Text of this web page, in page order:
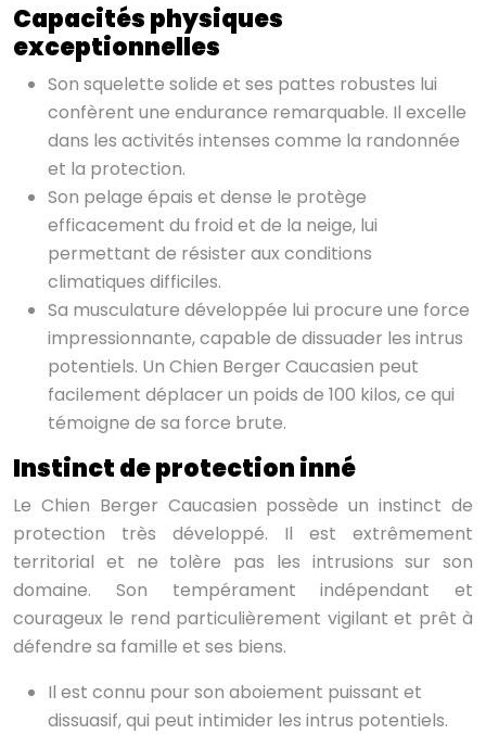
Capacités physiques
exceptionnelles
Son squelette solide et ses pattes robustes lui
confèrent une endurance remarquable. Il excelle
dans les activités intenses comme la randonnée
et la protection.
Son pelage épais et dense le protège
efficacement du froid et de la neige, lui
permettant de résister aux conditions
climatiques difficiles.
Sa musculature développée lui procure une force
impressionnante, capable de dissuader les intrus
potentiels. Un Chien Berger Caucasien peut
facilement déplacer un poids de 100 kilos, ce qui
témoigne de sa force brute.
Instinct de protection inné
Le Chien Berger Caucasien possède un instinct de
protection très développé. Il est extrêmement
territorial et ne tolère pas les intrusions sur son
domaine. Son tempérament indépendant et
courageux le rend particulièrement vigilant et prêt à
défendre sa famille et ses biens.
Il est connu pour son aboiement puissant et
dissuasif, qui peut intimider les intrus potentiels.